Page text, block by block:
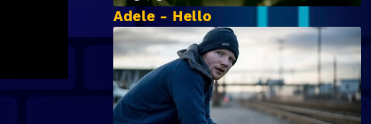
Adele - Hello